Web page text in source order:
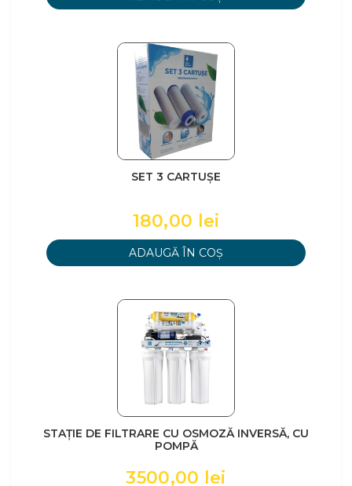
SET 3 CARTUȘE
180,00 lei
ADAUGĂ ÎN COȘ
STAȚIE DE FILTRARE CU OSMOZĂ INVERSĂ, CU
POMPĂ
3500,00 lei